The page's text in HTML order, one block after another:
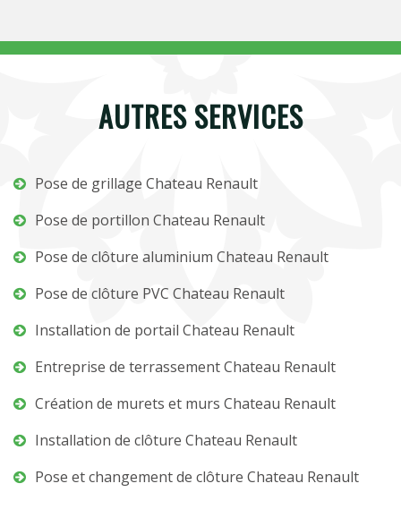
AUTRES SERVICES
Pose de grillage Chateau Renault
Pose de portillon Chateau Renault
Pose de clôture aluminium Chateau Renault
Pose de clôture PVC Chateau Renault
Installation de portail Chateau Renault
Entreprise de terrassement Chateau Renault
Création de murets et murs Chateau Renault
Installation de clôture Chateau Renault
Pose et changement de clôture Chateau Renault